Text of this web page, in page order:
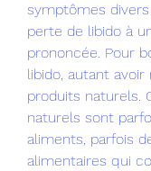
symptômes
perte de libido à
prononcée. Pour
libido, autant
produits naturels.
naturels sont
aliments, parfois
alimentaires qui